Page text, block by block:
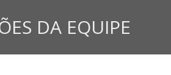
DA EQUIPE